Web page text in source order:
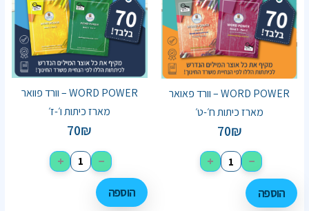
WORD POWER – וורד פאואר
מארז כיתות ח׳-ט׳
70₪
−
+
הוספה
WORD POWER – וורד פוואר
מארז כיתות ו׳-ז׳
70₪
−
+
הוספה